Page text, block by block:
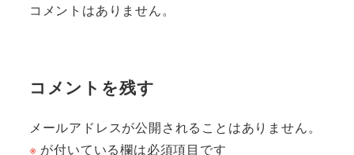
コメントはありません。
コメントを残す
メールアドレスが公開されることはありません。
※ が付いている欄は必須項目です